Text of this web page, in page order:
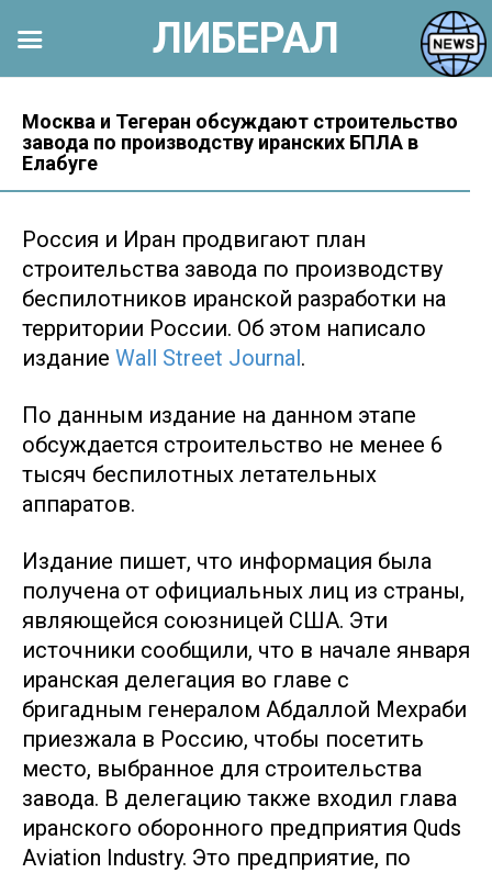
контенту
Москва и Тегеран обсуждают строительство
завода по производству иранских БПЛА в
Елабуге
Россия и Иран продвигают план
строительства завода по производству
беспилотников иранской разработки на
территории России. Об этом написало
издание Wall Street Journal.
По данным издание на данном этапе
обсуждается строительство не менее 6
тысяч беспилотных летательных
аппаратов.
Издание пишет, что информация была
получена от официальных лиц из страны,
являющейся союзницей США. Эти
источники сообщили, что в начале января
иранская делегация во главе с
бригадным генералом Абдаллой Мехраби
приезжала в Россию, чтобы посетить
место, выбранное для строительства
завода. В делегацию также входил глава
иранского оборонного предприятия Quds
Aviation Industry. Это предприятие, по
ЛИБЕРАЛ